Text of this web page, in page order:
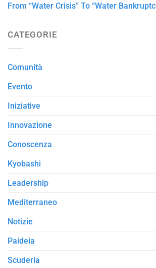
From “Water Crisis” To “Water
CATEGORIE
Comunità
Evento
Iniziative
Innovazione
Conoscenza
Kyobashi
Leadership
Mediterraneo
Notizie
Paideia
Scuderia